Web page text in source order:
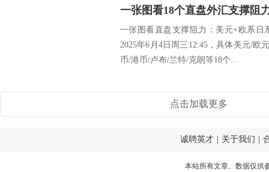
一张图看直盘支撑阻力：美元+欧系日
2025年6月4日周三12:45，具体美元/欧
币/港币/卢布/兰特/克朗等18个...
点击加载更多
诚聘英才 关于我们
本站所有文章、数据仅供